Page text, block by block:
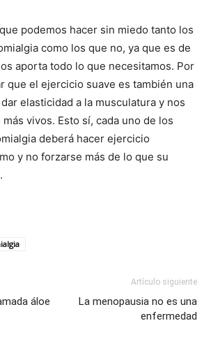
podemos hacer sin miedo tanto los
como los que no, ya que es de
aporta todo lo que necesitamos. Por
que el ejercicio suave es también una
elasticidad a la musculatura y nos
vivos. Esto sí, cada uno de los
deberá hacer ejercicio
y no forzarse más de lo que su
áloe
Artículo siguiente
La menopausia no es una
enfermedad